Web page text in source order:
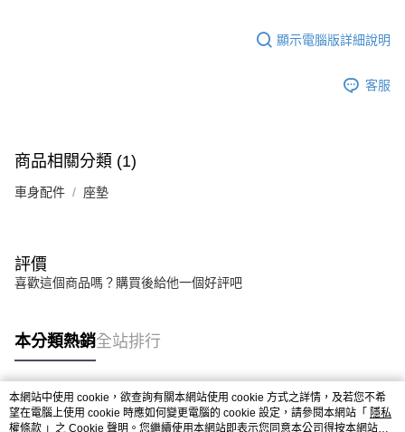
顯示電腦版詳細說明
客服
商品相關分類 (1)
車身配件 座墊
評價
喜歡這個商品嗎？購買後給他一個好評吧
本分類熱銷全站排行
熱門標籤
本網站中使用 cookie，欲查詢有關本網站使用 cookie 方式之詳情，及若您不希
望在電腦上使用 cookie 時應如何變更電腦的 cookie 設定，請參閱本網站「 隱私
權條款 」之 Cookie 聲明。您繼續使用本網站即表示您同意本公司得按本網站使